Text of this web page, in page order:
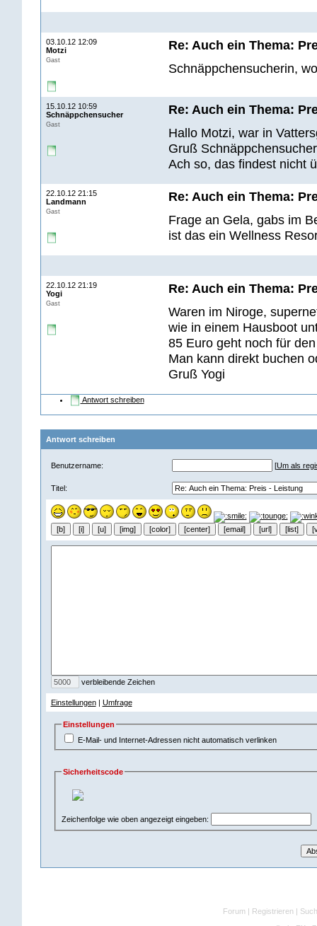
03.10.12 12:09
Motzi
Gast
Re: Auch ein Thema:
Schnäppchensucherin,
15.10.12 10:59
Schnäppchensucher
Gast
Re: Auch ein Thema:
Hallo Motzi, war in
Gruß
Ach so, das findest nicht
22.10.12 21:15
Landmann
Gast
Re: Auch ein Thema:
Frage an Gela, gabs im
ist das ein Wellness
22.10.12 21:19
Yogi
Gast
Re: Auch ein Thema:
Waren im Niroge,
wie in einem Hausboot
85 Euro geht noch für
Man kann direkt buchen
Gruß Yogi
Antwort schreiben
Antwort schreiben
Benutzername: [Um als
Titel:
verbleibende Zeichen
Einstellungen| Umfrage
Einstellungen
E-Mail- und Internet-Adressen nicht automatisch verlinken
Sicherheitscode
Zeichenfolge wie oben angezeigt eingeben:
Forum | Registrieren |